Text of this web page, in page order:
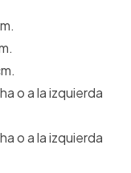
o a la izquierda
o a la izquierda